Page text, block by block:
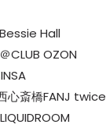
Hall
CLUB OZON
心斎橋FANJ twice